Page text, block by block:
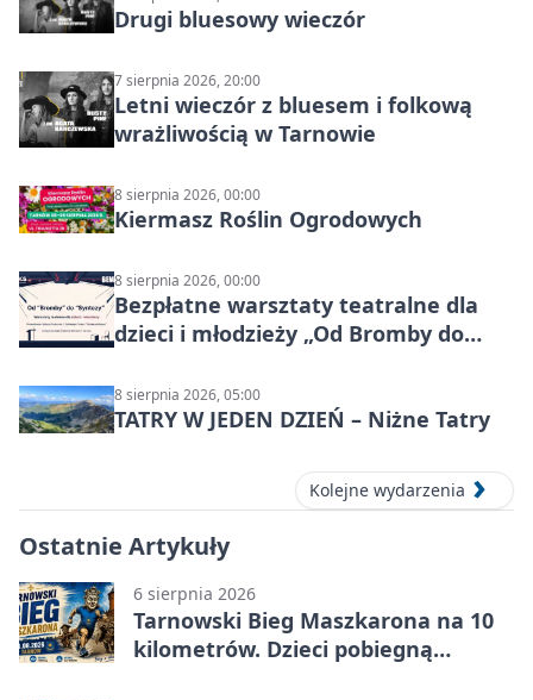
Drugi bluesowy wieczór
7 sierpnia 2026, 20:00
Letni wieczór z bluesem i folkową
wrażliwością w Tarnowie
8 sierpnia 2026, 00:00
Kiermasz Roślin Ogrodowych
8 sierpnia 2026, 00:00
Bezpłatne warsztaty teatralne dla
dzieci i młodzieży „Od Bromby do
8 sierpnia 2026, 05:00
TATRY W JEDEN DZIEŃ – Niżne Tatry
Kolejne wydarzenia
Ostatnie Artykuły
6 sierpnia 2026
Tarnowski Bieg Maszkarona na 10
kilometrów. Dzieci pobiegną